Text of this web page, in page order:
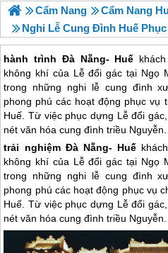
Cẩm Nang
Cẩm Nang
Nghi Lễ Cung Đình Huế
hành trình Đà Nẵng- Huế
không khí của Lễ đổi gác tại
trong những nghi lễ cung đình
phong phú các hoạt động phục vụ
Huế. Từ việc phục dựng Lễ đổi
nét văn hóa cung đình triều Nguyễn.
trải nghiệm Đà Nẵng- Huế
không khí của Lễ đổi gác tại
trong những nghi lễ cung đình
phong phú các hoạt động phục vụ
Huế. Từ việc phục dựng Lễ đổi
nét văn hóa cung đình triều Nguyễn.